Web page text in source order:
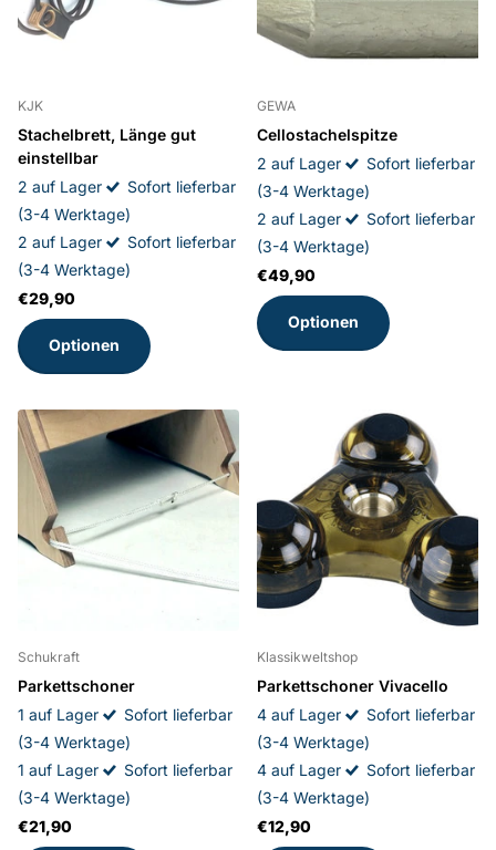
KJK
Stachelbrett, Länge gut
einstellbar
2 auf Lager
Sofort lieferbar
(3-4 Werktage)
2 auf Lager
Sofort lieferbar
(3-4 Werktage)
€29,90
Optionen
GEWA
Cellostachelspitze
2 auf Lager
Sofort lieferbar
(3-4 Werktage)
2 auf Lager
Sofort lieferbar
(3-4 Werktage)
€49,90
Optionen
Schukraft
Parkettschoner
1 auf Lager
Sofort lieferbar
(3-4 Werktage)
1 auf Lager
Sofort lieferbar
(3-4 Werktage)
€21,90
Klassikweltshop
Parkettschoner Vivacello
4 auf Lager
Sofort lieferbar
(3-4 Werktage)
4 auf Lager
Sofort lieferbar
(3-4 Werktage)
€12,90